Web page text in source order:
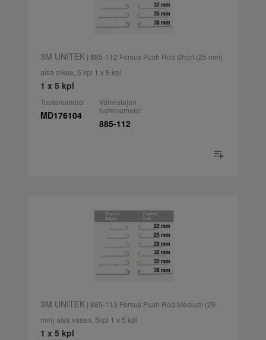
3M UNITEK| 885-112 Forsus Push Rod Short (25 mm)
aisa oikea, 5 kpl 1 x 5 kpl
1 x 5 kpl
Tuotenumero:
MD176104
Valmistajan
tuotenumero:
885-112
3M UNITEK| 885-113 Forsus Push Rod Medium (29
mm) aisa vasen, 5kpl 1 x 5 kpl
1 x 5 kpl